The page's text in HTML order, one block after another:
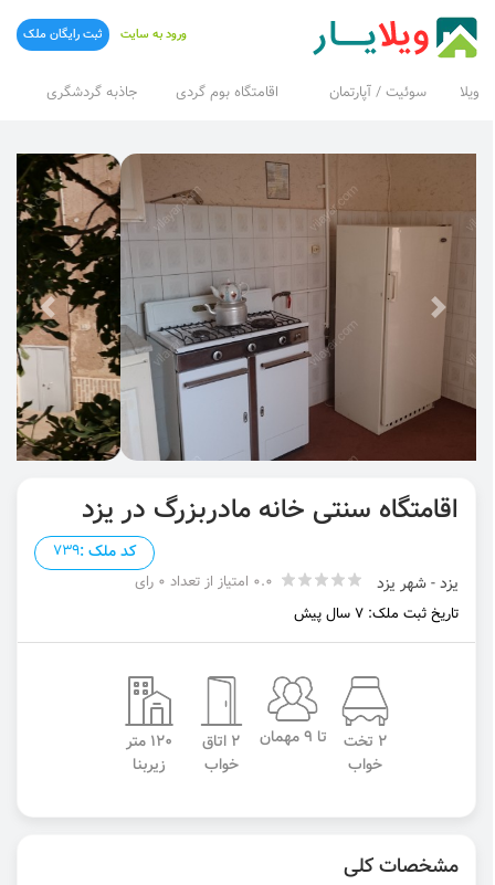
ویلا سوئیت / آپارتمان اقامتگاه بوم گردی جاذبه گردشگری
ورود به سایت ثبت رایگان ملک
اقامتگاه سنتی خانه مادربزرگ در یزد
کد ملک :739
یزد - شهر یزد
0.0 امتیاز از تعداد 0 رای
تاریخ ثبت ملک: 7 سال پیش
2 تخت
خواب
تا 9 مهمان
2 اتاق
خواب
120 متر
زیربنا
مشخصات کلی